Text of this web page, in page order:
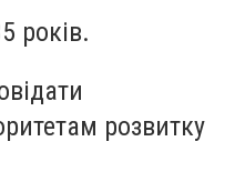
років.
розвитку